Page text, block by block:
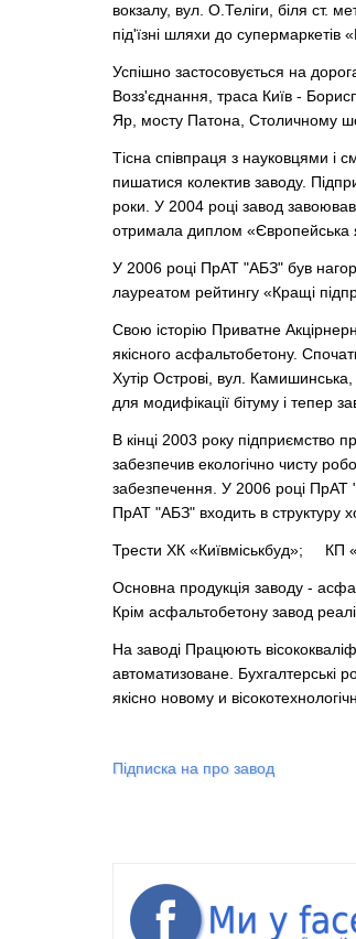
вокзалу, вул. О.Теліги, біля ст.
під'їзні шляхи до супермаркетів
Успішно застосовується на
Возз'єднання, траса Київ -
Яр, мосту Патона, Столичному
Тісна співпраця з науковцями і
пишатися колектив заводу.
роки. У 2004 році завод
отримала диплом «Європейська
У 2006 році ПрАТ "АБЗ" був
лауреатом рейтингу «Кращі
Свою історію Приватне
якісного асфальтобетону.
Хутір Острові, вул.
для модифікації бітуму і тепер
В кінці 2003 року підприємство
забезпечив екологічно чисту
забезпечення. У 2006 році ПрАТ
ПрАТ "АБЗ" входить в структуру
Трести ХК «Київміськбуд»; КП
Основна продукція заводу -
Крім асфальтобетону завод
На заводі Працюють
автоматизоване. Бухгалтерські
якісно новому и
Підписка на про завод